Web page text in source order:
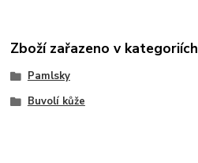
Zboží zařazeno v kategoriích
Pamlsky
Buvolí kůže